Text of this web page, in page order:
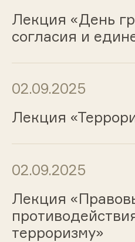
Лекция «День
согласия и
02.09.2025
Лекция
02.09.2025
Лекция
терроризму»